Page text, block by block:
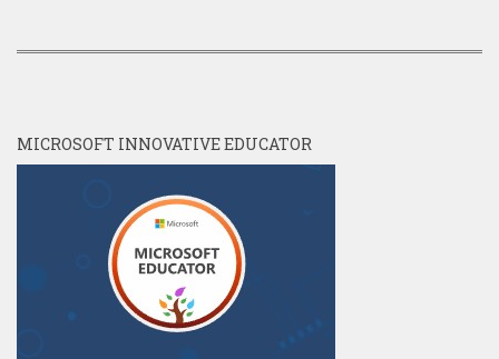
MICROSOFT INNOVATIVE EDUCATOR